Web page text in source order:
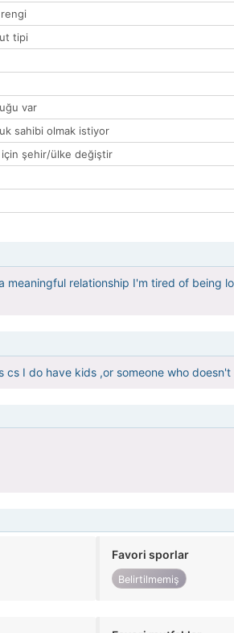
tipi
var
sahibi olmak istiyor
için şehir/ülke değiştir
relationship I'm tired of being
I do have kids ,or someone who doesn't
Favori sporlar
Belirtilmemiş